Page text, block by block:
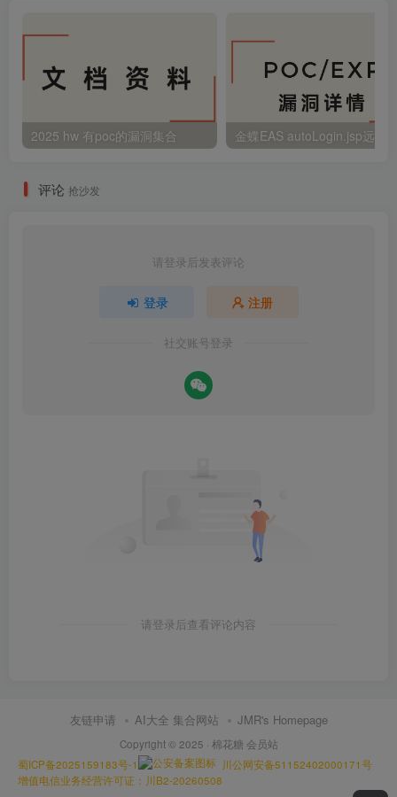
2025 hw 有poc的漏洞集合
评论 抢沙发
请登录后发表评论
登录 注册
社交账号登录
请登录后查看评论内容
友链申请 AI大全 集合网站 JMR's Homepage
Copyright © 2025 · 棉花糖 会员站
蜀ICP备2025159183号-1
川公网安备51152402000171号
增值电信业务经营许可证：川B2-20260508